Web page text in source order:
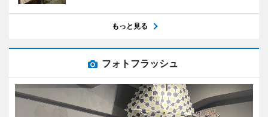
もっと見る
フォトフラッシュ